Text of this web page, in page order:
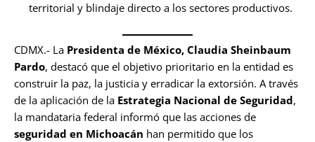
territorial y blindaje directo a los sectores productivos.
CDMX.- La Presidenta de México, Claudia Sheinbaum
Pardo, destacó que el objetivo prioritario en la entidad es
construir la paz, la justicia y erradicar la extorsión. A través
de la aplicación de la Estrategia Nacional de Seguridad,
la mandataria federal informó que las acciones de
seguridad en Michoacán han permitido que los